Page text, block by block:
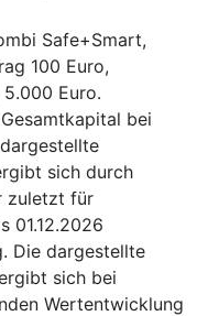
Safe+Smart,
100 Euro,
Euro.
bei
sich durch
zuletzt für
01.12.2026
Die dargestellte
sich bei
Wertentwicklung